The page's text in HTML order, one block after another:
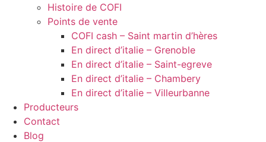
Histoire de COFI
Points de vente
COFI cash – Saint martin d’hères
En direct d’italie – Grenoble
En direct d’italie – Saint-egreve
En direct d’italie – Chambery
En direct d’italie – Villeurbanne
Producteurs
Contact
Blog